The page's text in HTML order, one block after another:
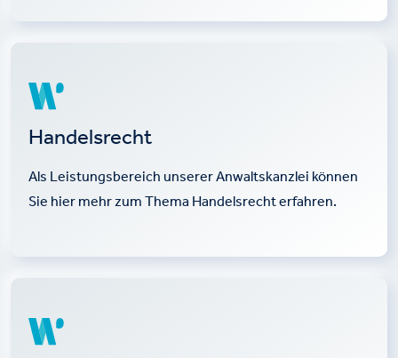
Handelsrecht
Als Leistungsbereich unserer Anwaltskanzlei können
Sie hier mehr zum Thema Handelsrecht erfahren.